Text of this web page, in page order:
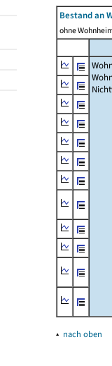
Bestand an
ohne
▴ nach oben